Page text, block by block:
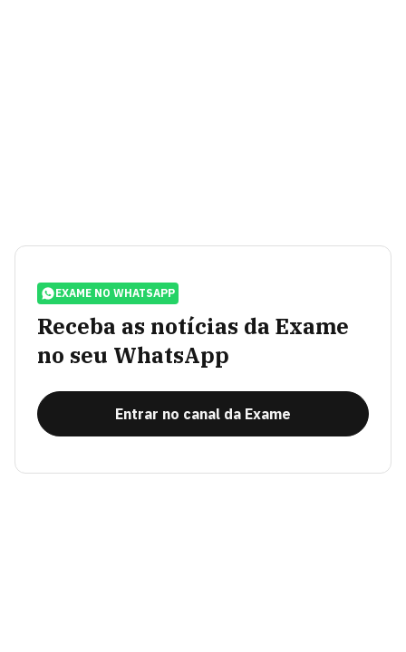
EXAME NO WHATSAPP
Receba as notícias da Exame
no seu WhatsApp
Entrar no canal da Exame